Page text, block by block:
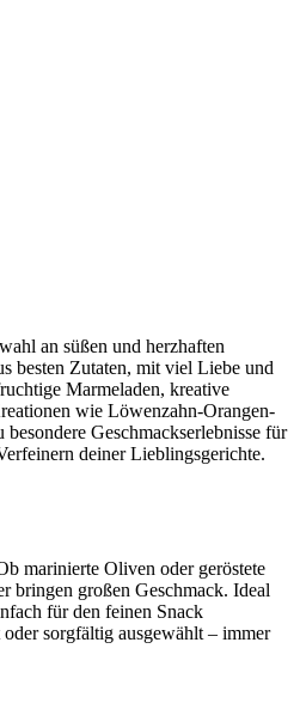
an süßen und herzhaften
besten Zutaten, mit viel Liebe und
Marmeladen, kreative
wie Löwenzahn-Orangen-
Geschmackserlebnisse für
deiner Lieblingsgerichte.
marinierte Oliven oder geröstete
bringen großen Geschmack. Ideal
für den feinen Snack
sorgfältig ausgewählt – immer